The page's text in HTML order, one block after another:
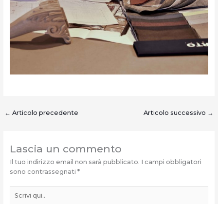
← Articolo precedente Articolo successivo →
Lascia un commento
Il tuo indirizzo email non sarà pubblicato. I campi obbligatori
sono contrassegnati *
qui..